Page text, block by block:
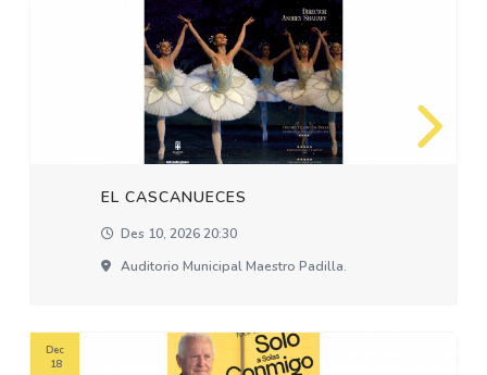
EL CASCANUECES
Des 10, 2026 20:30
Auditorio Municipal Maestro Padilla.
Dec
18